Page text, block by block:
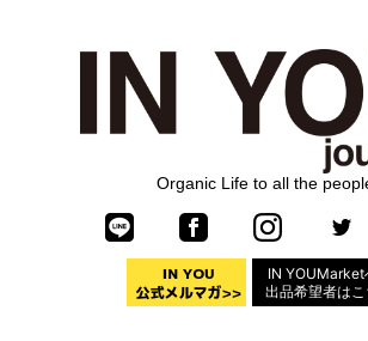
Organic Life to all the
IN YOUMarket
出品希望者はこ